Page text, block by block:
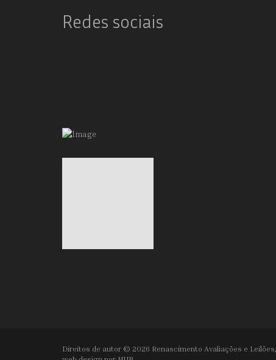
Redes sociais
Direitos de autor © 2026 Renascimento Avaliações e